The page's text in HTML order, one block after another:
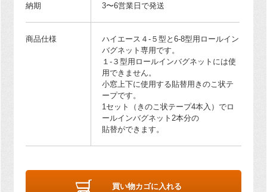
納期 3〜6営業日で発送
商品仕様
ハイエース４-５型と6-8型用ロールイン
バグネット専用です。
１-３型用ロールインバグネットには使
用できません。
小窓上下に使用する貼替用きのこ状テ
ープです。
1セット（きのこ状テープ4本入）でロ
ールインバグネット2本分の
貼替ができます。
買い物カゴに入れる